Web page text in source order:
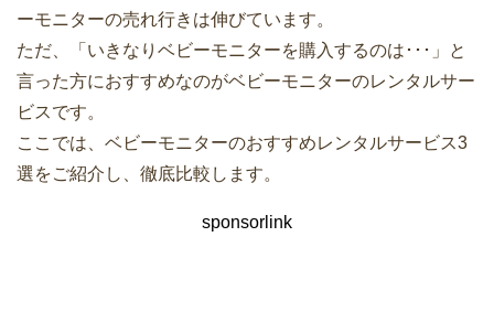
ーモニターの売れ行きは伸びています。
ただ、「いきなりベビーモニターを購入するのは･･･」と
言った方におすすめなのがベビーモニターのレンタルサー
ビスです。
ここでは、ベビーモニターのおすすめレンタルサービス3
選をご紹介し、徹底比較します。
sponsorlink